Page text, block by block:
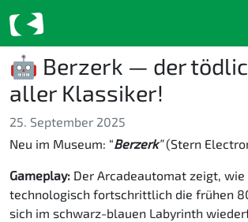
🤖 Berzerk — der
aller Klassiker!
25. September 2025
Neu im Museum: “Berzerk”(Stern
Gameplay: Der Arcadeautomat zeigt,
technologisch fortschrittlich die frühen
sich im schwarz-blauen Labyrinth